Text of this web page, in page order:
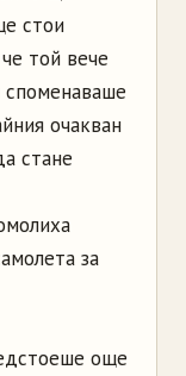
стои
той вече
очакван
стане
за
още